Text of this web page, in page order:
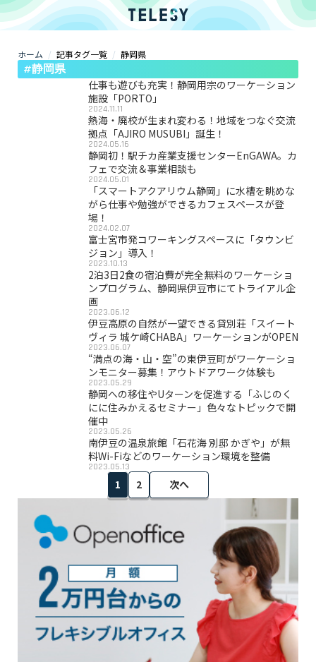
コラム
@telesy
ホーム 記事タグ一覧 静岡県
#静岡県
仕事も遊びも充実！静岡用宗のワーケーション
施設「PORTO」
2024.11.11
熱海・廃校が生まれ変わる！地域をつなぐ交流
拠点「AJIRO MUSUBI」誕生！
2024.05.16
静岡初！駅チカ産業支援センターEnGAWA。カ
フェで交流＆事業相談も
2024.05.01
「スマートアクアリウム静岡」に水槽を眺めな
がら仕事や勉強ができるカフェスペースが登
場！
2024.02.07
富士宮市発コワーキングスペースに「タウンビ
ジョン」導入！
2023.10.13
2泊3日2食の宿泊費が完全無料のワーケーショ
ンプログラム、静岡県伊豆市にてトライアル企
画
2023.06.12
伊豆高原の自然が一望できる貸別荘「スイート
ヴィラ 城ケ崎CHABA」ワーケーションがOPEN
2023.06.07
“満点の海・山・空”の東伊豆町がワーケーショ
ンモニター募集！アウトドアワーク体験も
2023.05.29
静岡への移住やUターンを促進する「ふじのく
にに住みかえるセミナー」色々なトピックで開
催中
2023.05.26
南伊豆の温泉旅館「石花海 別邸 かぎや」が無
料Wi-Fiなどのワーケーション環境を整備
2023.05.13
1 2 次へ